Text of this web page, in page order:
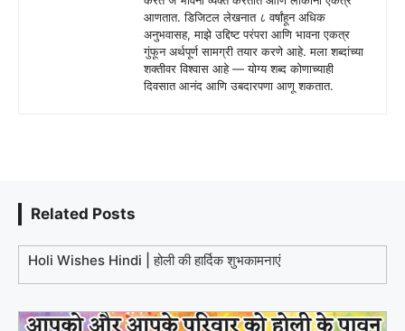
आणतात. डिजिटल लेखनात ८ वर्षांहून अधिक
अनुभवासह, माझे उद्दिष्ट परंपरा आणि भावना एकत्र
गुंफून अर्थपूर्ण सामग्री तयार करणे आहे. मला शब्दांच्या
शक्तीवर विश्वास आहे — योग्य शब्द कोणाच्याही
दिवसात आनंद आणि उबदारपणा आणू शकतात.
Related Posts
Holi Wishes Hindi | होली की हार्दिक शुभकामनाएं